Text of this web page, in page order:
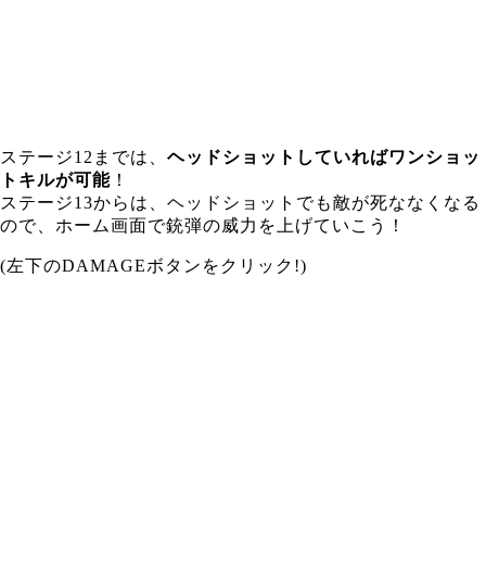
ステージ12までは、 ヘッドショットしていればワンショッ
トキルが可能 ！
ステージ13からは、ヘッドショットでも敵が死ななくなる
ので、 ホーム画面で銃弾の威力を上げていこう！
(左下のDAMAGEボタンをクリック!)